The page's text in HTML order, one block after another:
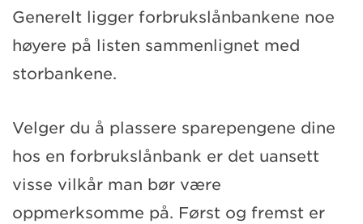
Generelt ligger forbrukslånbankene noe
høyere på listen sammenlignet med
storbankene.
Velger du å plassere sparepengene dine
hos en forbrukslånbank er det uansett
visse vilkår man bør være
oppmerksomme på. Først og fremst er